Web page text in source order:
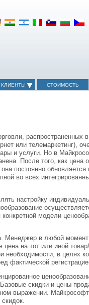
КЛИЕНТЫ СТОИМОСТЬ
распространенных
или телемаркетинг),
и услуги. Но в
После того, как цена
постоянно
во всех
настройку
модели
Менеджер в любой
цена на тот или иной
необходимости, в целях
фактической
скидки и цены
выражении.